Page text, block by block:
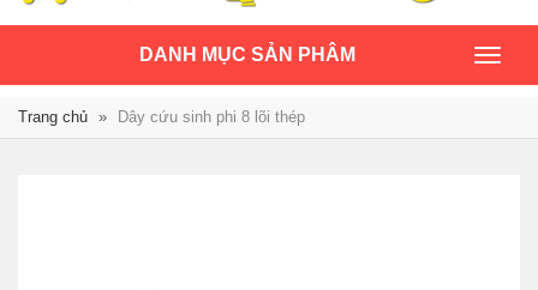
TOGGLE
DANH MỤC SẢN PHÂM
Trang chủ » Dây cứu sinh phi 8 lõi thép